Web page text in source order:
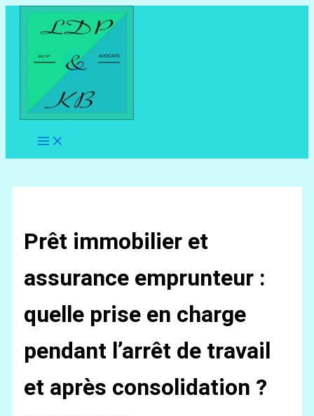
Aller
contenu
Prêt immobilier et
assurance emprunteur :
quelle prise en charge
pendant l’arrêt de travail
et après consolidation ?